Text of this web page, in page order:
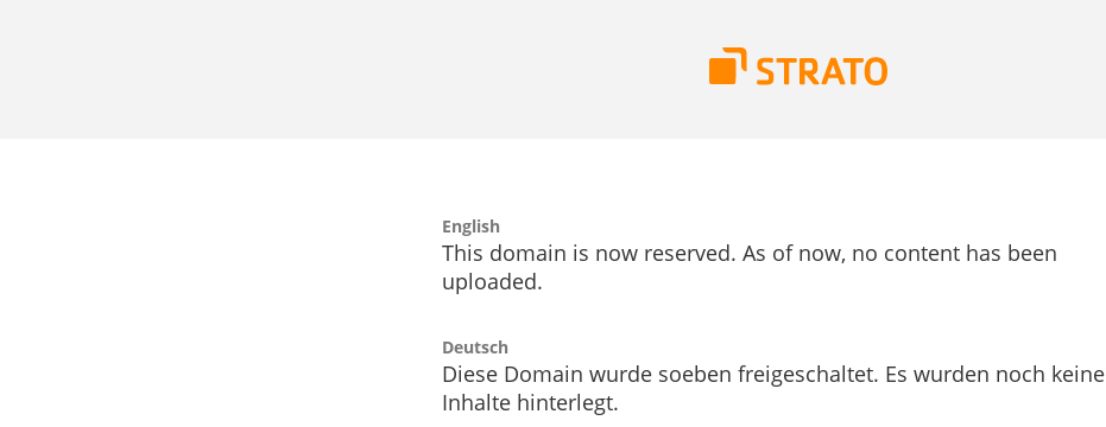
English
This domain is now reserved. As of now, no content has been
uploaded.
Deutsch
Diese Domain wurde soeben freigeschaltet. Es wurden noch keine
Inhalte hinterlegt.